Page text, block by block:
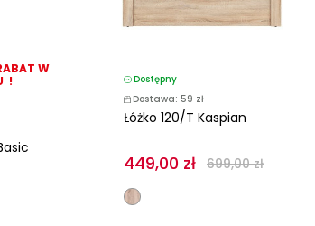
W
!
Dostępny
Dostawa: 59 zł
Łóżko 120/T Kaspian
449,00 zł 699,00 zł